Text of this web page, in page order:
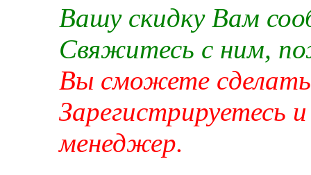
Вашу скидку Вам
Свяжитесь с ним,
Вы сможете сделать
Зарегистрируетесь
менеджер.